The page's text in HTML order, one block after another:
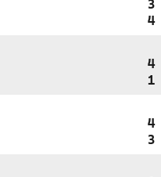
3
4
4
1
4
3